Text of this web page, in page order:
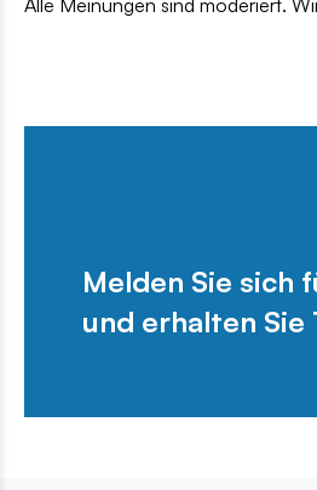
Melden Sie sich
und erhalten